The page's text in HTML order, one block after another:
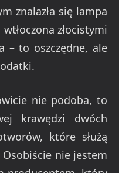
znalazła się lampa
złocistymi
– to oszczędne, ale
nie podoba, to
krawędzi dwóch
które służą
nie jestem